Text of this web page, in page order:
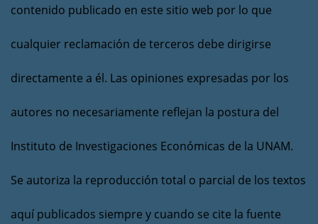
contenido publicado en este sitio web por lo que
cualquier reclamación de terceros debe dirigirse
directamente a él. Las opiniones expresadas por los
autores no necesariamente reflejan la postura del
Instituto de Investigaciones Económicas de la UNAM.
Se autoriza la reproducción total o parcial de los textos
aquí publicados siempre y cuando se cite la fuente